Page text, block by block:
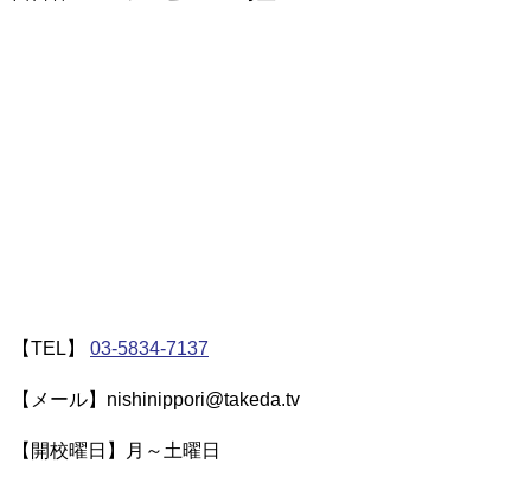
【TEL】 03-5834-7137
【メール】nishinippori@takeda.tv
【開校曜日】月～土曜日